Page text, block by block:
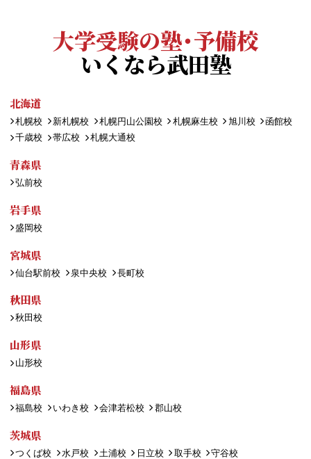
大学受験の塾・予備校
いくなら武田塾
北海道
札幌校 新札幌校 札幌円山公園校 札幌麻生校 旭川校
函館校
千歳校
帯広校 札幌大通校
青森県
弘前校
岩手県
盛岡校
宮城県
仙台駅前校 泉中央校 長町校
秋田県
秋田校
山形県
山形校
福島県
福島校 いわき校 会津若松校 郡山校
茨城県
つくば校 水戸校 土浦校 日立校 取手校
守谷校